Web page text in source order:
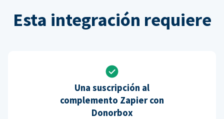
Esta integración requiere
Una suscripción al
complemento Zapier con
Donorbox